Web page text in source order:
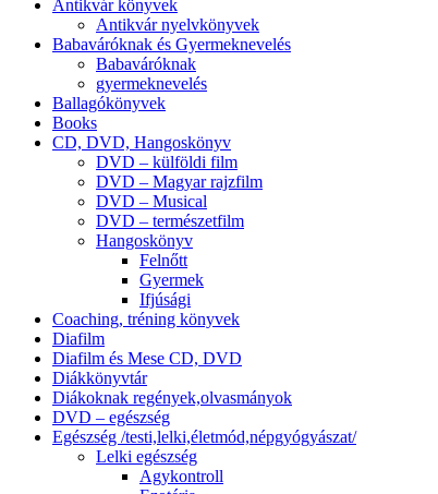
Antikvár könyvek
Antikvár nyelvkönyvek
Babaváróknak és Gyermeknevelés
Babaváróknak
gyermeknevelés
Ballagókönyvek
Books
CD, DVD, Hangoskönyv
DVD – külföldi film
DVD – Magyar rajzfilm
DVD – Musical
DVD – természetfilm
Hangoskönyv
Felnőtt
Gyermek
Ifjúsági
Coaching, tréning könyvek
Diafilm
Diafilm és Mese CD, DVD
Diákkönyvtár
Diákoknak regények,olvasmányok
DVD – egészség
Egészség /testi,lelki,életmód,népgyógyászat/
Lelki egészség
Agykontroll